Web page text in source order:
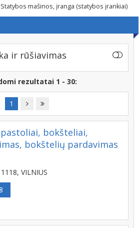
Statybos mašinos, įranga (statybos įrankiai)
ir rūšiavimas
rezultatai 1 - 30:
1
pastoliai, bokšteliai,
bokštelių pardavimas
VILNIUS